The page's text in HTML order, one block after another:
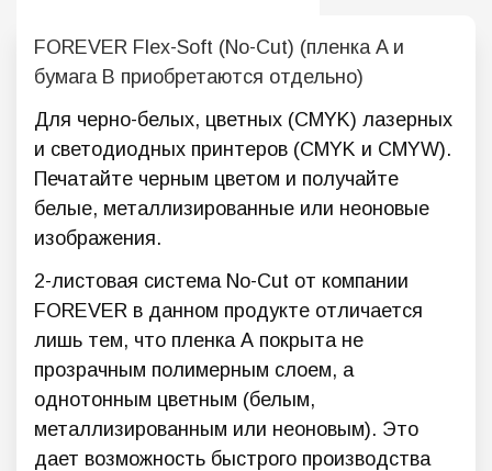
FOREVER Flex-Soft (No-Cut) (пленка A и
бумага B приобретаются отдельно)
Для черно-белых, цветных (CMYK) лазерных
и светодиодных принтеров (CMYK и CMYW).
Печатайте черным цветом и получайте
белые, металлизированные или неоновые
изображения.
2-листовая система No-Cut от компании
FOREVER в данном продукте отличается
лишь тем, что пленка А покрыта не
прозрачным полимерным слоем, а
однотонным цветным (белым,
металлизированным или неоновым). Это
дает возможность быстрого производства